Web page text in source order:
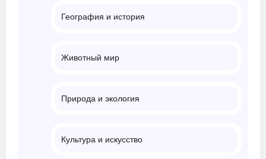
География и история
Животный мир
Природа и экология
Культура и искусство